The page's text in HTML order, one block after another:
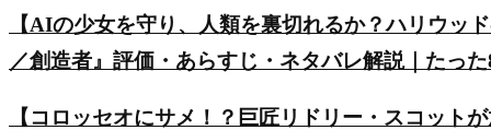
【AIの少女を守り、人類を裏切れるか？ハリウッ
／創造者』評価・あらすじ・ネタバレ解説｜たっ
【コロッセオにサメ！？巨匠リドリー・スコット